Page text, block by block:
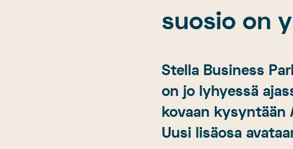
suosio on
Stella Business
on jo lyhyessä
kovaan kysyntään
Uusi lisäosa